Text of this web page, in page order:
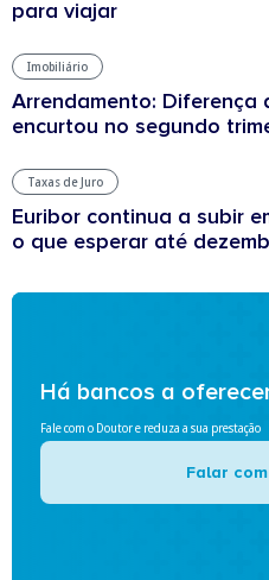
para viajar
Imobiliário
Arrendamento:
encurtou no segundo
Taxas de Juro
Euribor continua a subir
o que esperar até
Há bancos a
Fale com o Doutor e reduza a sua prestação
Falar